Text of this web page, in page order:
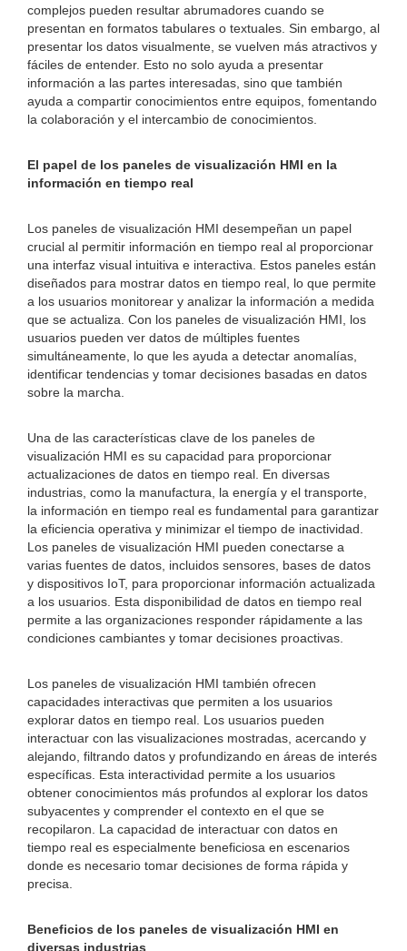
complejos pueden resultar abrumadores cuando se
presentan en formatos tabulares o textuales. Sin embargo, al
presentar los datos visualmente, se vuelven más atractivos y
fáciles de entender. Esto no solo ayuda a presentar
información a las partes interesadas, sino que también
ayuda a compartir conocimientos entre equipos, fomentando
la colaboración y el intercambio de conocimientos.
El papel de los paneles de visualización HMI en la
información en tiempo real
Los paneles de visualización HMI desempeñan un papel
crucial al permitir información en tiempo real al proporcionar
una interfaz visual intuitiva e interactiva. Estos paneles están
diseñados para mostrar datos en tiempo real, lo que permite
a los usuarios monitorear y analizar la información a medida
que se actualiza. Con los paneles de visualización HMI, los
usuarios pueden ver datos de múltiples fuentes
simultáneamente, lo que les ayuda a detectar anomalías,
identificar tendencias y tomar decisiones basadas en datos
sobre la marcha.
Una de las características clave de los paneles de
visualización HMI es su capacidad para proporcionar
actualizaciones de datos en tiempo real. En diversas
industrias, como la manufactura, la energía y el transporte,
la información en tiempo real es fundamental para garantizar
la eficiencia operativa y minimizar el tiempo de inactividad.
Los paneles de visualización HMI pueden conectarse a
varias fuentes de datos, incluidos sensores, bases de datos
y dispositivos IoT, para proporcionar información actualizada
a los usuarios. Esta disponibilidad de datos en tiempo real
permite a las organizaciones responder rápidamente a las
condiciones cambiantes y tomar decisiones proactivas.
Los paneles de visualización HMI también ofrecen
capacidades interactivas que permiten a los usuarios
explorar datos en tiempo real. Los usuarios pueden
interactuar con las visualizaciones mostradas, acercando y
alejando, filtrando datos y profundizando en áreas de interés
específicas. Esta interactividad permite a los usuarios
obtener conocimientos más profundos al explorar los datos
subyacentes y comprender el contexto en el que se
recopilaron. La capacidad de interactuar con datos en
tiempo real es especialmente beneficiosa en escenarios
donde es necesario tomar decisiones de forma rápida y
precisa.
Beneficios de los paneles de visualización HMI en
diversas industrias